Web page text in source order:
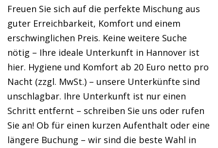
Freuen Sie sich auf die perfekte Mischung aus
guter Erreichbarkeit, Komfort und einem
erschwinglichen Preis. Keine weitere Suche
nötig – Ihre ideale Unterkunft in Hannover ist
hier. Hygiene und Komfort ab 20 Euro netto pro
Nacht (zzgl. MwSt.) – unsere Unterkünfte sind
unschlagbar. Ihre Unterkunft ist nur einen
Schritt entfernt – schreiben Sie uns oder rufen
Sie an! Ob für einen kurzen Aufenthalt oder eine
längere Buchung – wir sind die beste Wahl in